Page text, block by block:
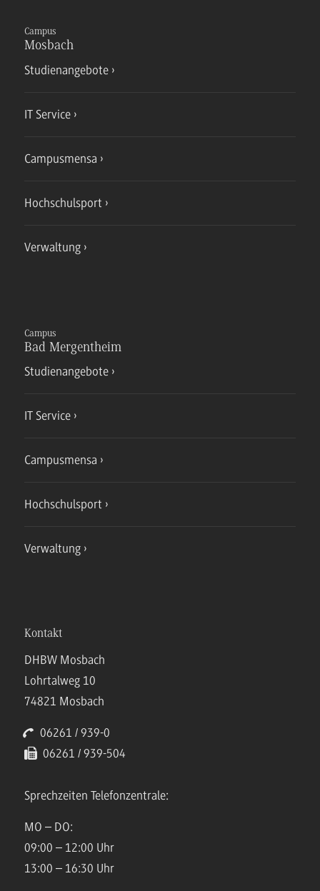
Campus
Mosbach
Studienangebote
IT Service
Campusmensa
Hochschulsport
Verwaltung
Campus
Bad Mergentheim
Studienangebote
IT Service
Campusmensa
Hochschulsport
Verwaltung
Kontakt
DHBW Mosbach
Lohrtalweg 10
74821 Mosbach
06261 / 939-0
06261 / 939-504
Sprechzeiten Telefonzentrale:
MO – DO:
09:00 – 12:00 Uhr
13:00 – 16:30 Uhr